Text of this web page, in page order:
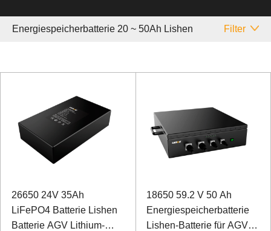
Energiespeicherbatterie 20 ~ 50Ah Lishen Filter
26650 24V 35Ah
LiFePO4 Batterie Lishen
Batterie AGV Lithium-
18650 59.2 V 50 Ah
Energiespeicherbatterie
Lishen-Batterie für AGV-